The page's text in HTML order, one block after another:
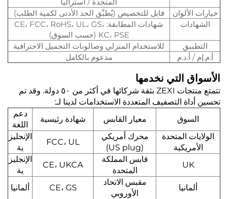
خيارات الألوان
قابل للتخصيص (يُطبَّق الحد الأدنى لكمية الطلب)
الشهادات
شهادات المطابقة: CE، FCC، RoHS، UL، GS،
KC، PSE (حسب السوق)
التطبيق
للاستخدام المنزلي وصالونات التجميل الاحترافية
أ.م.إم / أ.د.م
مدعوم بالكامل
الأسواق التي نخدمها
تتمتع منتجات ZEXI بثقة شركائها في أكثر من ٥٠ دولة. وقد تم
تحسين أداة التصفيف المتعددة الاستخدامات لدينا لـ:
السوق
معيار القابس شهادة رئيسية
دعم
اللغة
الولايات المتحدة
الأمريكية
محرك أمريكي
(US plug)
FCC، UL
الإنجليز
ية
UK
قابس المملكة
المتحدة
CE، UKCA
الإنجليز
ية
ألمانيا
مقبس الاتحاد
الأوروبي
CE، GS ألمانيا